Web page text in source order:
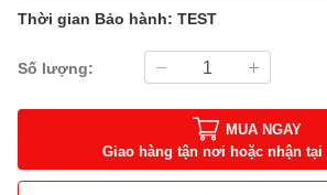
Thời gian Bảo hành: TEST
Số lượng:
MUA NGAY
Giao hàng tận nơi hoặc nhận tại